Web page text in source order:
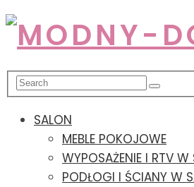
SALON
MEBLE POKOJOWE
WYPOSAŻENIE I RTV W
PODŁOGI I ŚCIANY W